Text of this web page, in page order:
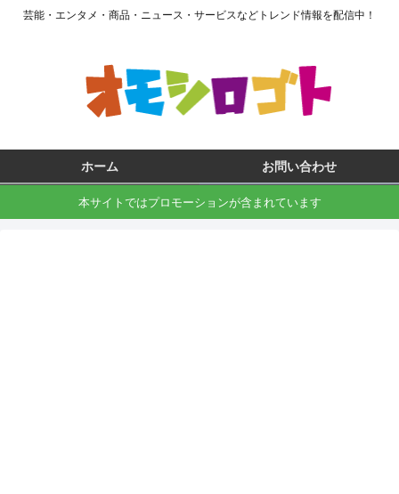
芸能・エンタメ・商品・ニュース・サービスなどトレンド情報を配信中！
ホーム お問い合わせ
本サイトではプロモーションが含まれています